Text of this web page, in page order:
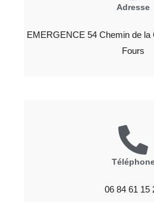
Adresse
EMERGENCE 54 Chemin de la
Fours
06 84 61 15